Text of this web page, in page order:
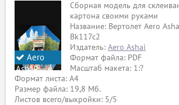
Aero
Ashai
Сборная модель для
картона своими руками
Название: Вертолет Aero
Bk117c2
Издатель: Aero Ashai
Формат файла: PDF
Масштаб макета: 1:?
Формат листа: А4
Размер файла: 19,8 Мб.
Листов всего/выкройки: 5/5